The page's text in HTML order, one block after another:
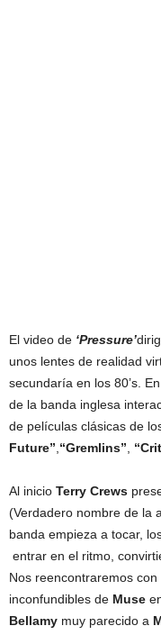
El video de ‘Pressure’
unos lentes de realidad
secundaría en los 80’s.
de la banda inglesa
de películas clásicas de
Future” “Gremlins”
Al inicio Terry Crews
(Verdadero nombre de la
banda empieza a tocar,
entrar en el ritmo,
Nos reencontraremos con
inconfundibles de Muse
Bellamy muy parecido a